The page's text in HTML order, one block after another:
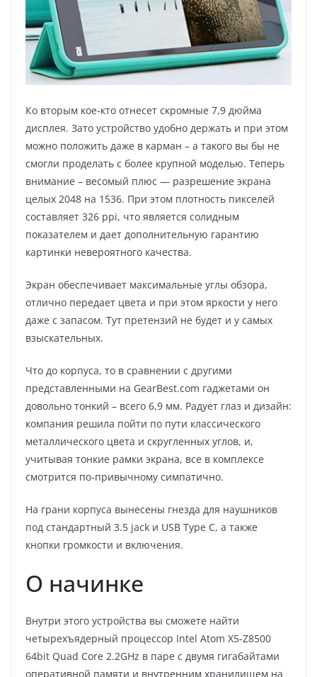
Ко вторым кое-кто отнесет скромные 7,9 дюйма
дисплея. Зато устройство удобно держать и при этом
можно положить даже в карман – а такого вы бы не
смогли проделать с более крупной моделью. Теперь
внимание – весомый плюс — разрешение экрана
целых 2048 на 1536. При этом плотность пикселей
составляет 326 ppi, что является солидным
показателем и дает дополнительную гарантию
картинки невероятного качества.
Экран обеспечивает максимальные углы обзора,
отлично передает цвета и при этом яркости у него
даже с запасом. Тут претензий не будет и у самых
взыскательных.
Что до корпуса, то в сравнении с другими
представленными на GearBest.com гаджетами он
довольно тонкий – всего 6,9 мм. Радует глаз и дизайн:
компания решила пойти по пути классического
металлического цвета и скругленных углов, и,
учитывая тонкие рамки экрана, все в комплексе
смотрится по-привычному симпатично.
На грани корпуса вынесены гнезда для наушников
под стандартный 3.5 jack и USB Type C, а также
кнопки громкости и включения.
О начинке
Внутри этого устройства вы сможете найти
четырехъядерный процессор Intel Atom X5-Z8500
64bit Quad Core 2.2GHz в паре с двумя гигабайтами
оперативной памяти и внутренним хранилищем на